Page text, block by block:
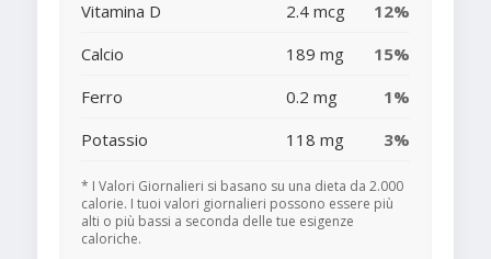
Vitamina D 2.4 mcg
12%
Calcio
189 mg
15%
Ferro
0.2 mg
1%
Potassio
118 mg 3%
* I Valori Giornalieri si basano su una dieta da 2.000
calorie. I tuoi valori giornalieri possono essere più
alti o più bassi a seconda delle tue esigenze
caloriche.